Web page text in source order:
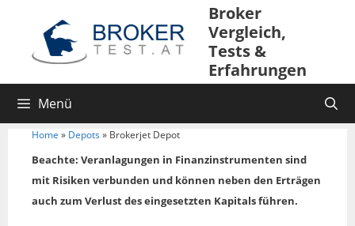
Broker
Vergleich,
Tests &
Erfahrungen
Menü
Home » Depots» Brokerjet Depot
Beachte: Veranlagungen in Finanzinstrumenten sind
mit Risiken verbunden und können neben den Erträgen
auch zum Verlust des eingesetzten Kapitals führen.